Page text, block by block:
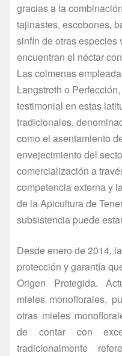
gracias a la
tajinastes, escobones,
sinfín de otras
encuentran el néctar
Las colmenas
Langstroth o
testimonial en estas
tradicionales,
como el asentamiento
envejecimiento del
comercialización a
competencia externa y
de la Apicultura de
subsistencia puede
Desde enero de 2014,
protección y garantía
Origen Protegida.
mieles monoflorales,
otras mieles
de contar con
tradicionalmente